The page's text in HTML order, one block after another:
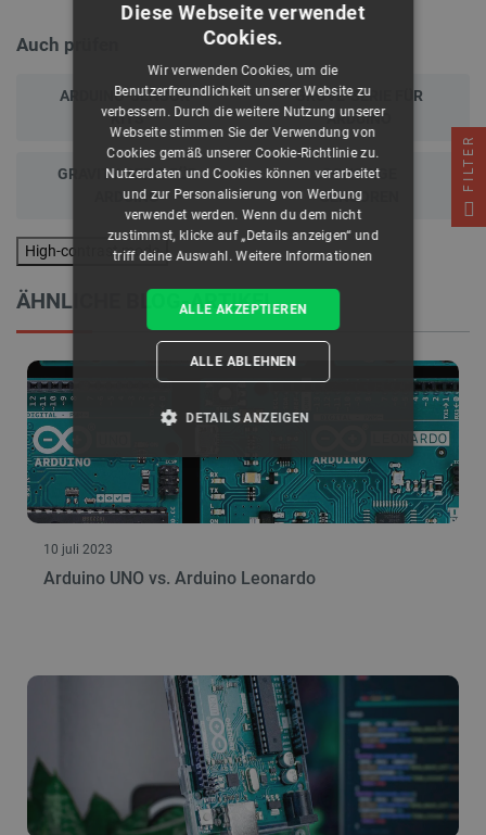
Auch prüfen
ARDUINO-SENSOR-
KITS
GROVE-SERIE FÜR
ARDUINO
GRAVITY-SERIE FÜR
ARDUINO
SONSTIGE
SENSOREN
High-contrast mode
ÄHNLICHE BLOG-ARTIKEL
10 juli 2023
Arduino UNO vs. Arduino Leonardo
FILTER
Diese Webseite verwendet
Cookies.
Wir verwenden Cookies, um die
Benutzerfreundlichkeit unserer Website zu
verbessern. Durch die weitere Nutzung unserer
Webseite stimmen Sie der Verwendung von
Cookies gemäß unserer Cookie-Richtlinie zu.
Nutzerdaten und Cookies können verarbeitet
und zur Personalisierung von Werbung
verwendet werden. Wenn du dem nicht
zustimmst, klicke auf „Details anzeigen“ und
triff deine Auswahl.Weitere Informationen
ALLE AKZEPTIEREN
ALLE ABLEHNEN
DETAILS ANZEIGEN
UNBEDINGT ERFORDERLICH
PERFORMANCE
TARGETING
Unbedingt erforderlich Performance
Targeting Funktionalität
Unbedingt erforderliche Cookies ermöglichen
wesentliche Kernfunktionen der Website wie die
Benutzeranmeldung und die Kontoverwaltung.